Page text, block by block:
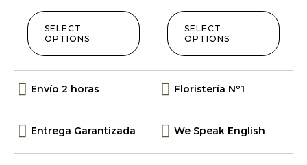
SELECT
OPTIONS
SELECT
OPTIONS
Envío 2 horas Floristería Nº1
Entrega Garantizada We Speak English